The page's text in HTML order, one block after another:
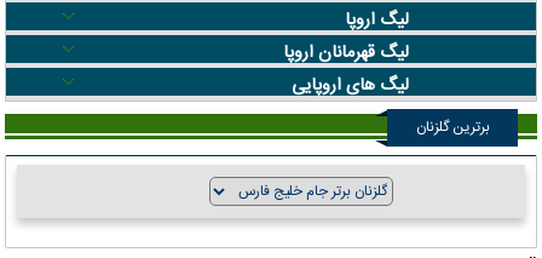
لیگ اروپا
لیگ قهرمانان اروپا
لیگ های اروپایی
برترین گلزنان